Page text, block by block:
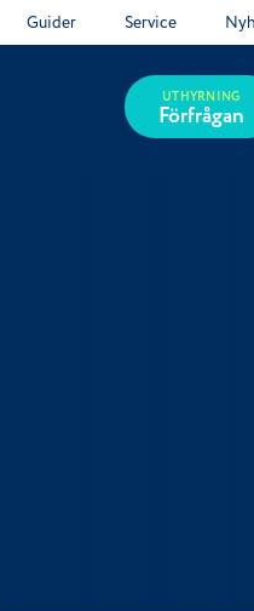
Guider Service
UTHYRNING
Förfrågan